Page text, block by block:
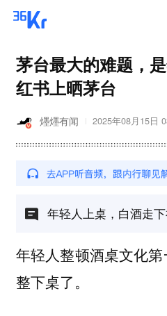
茅台最大的难题，
红书上晒茅台
爅爅有闻 2025年08月15日
年轻人上桌，白酒走
年轻人整顿酒桌文化
整下桌了。